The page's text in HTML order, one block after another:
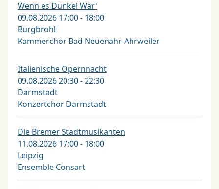
Wenn es Dunkel Wär'
09.08.2026 17:00 - 18:00
Burgbrohl
Kammerchor Bad Neuenahr-Ahrweiler
Italienische Opernnacht
09.08.2026 20:30 - 22:30
Darmstadt
Konzertchor Darmstadt
Die Bremer Stadtmusikanten
11.08.2026 17:00 - 18:00
Leipzig
Ensemble Consart